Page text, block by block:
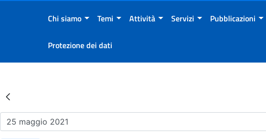
Chi siamo Temi Attività Servizi Pubblicazioni
Protezione dei dati
Risultati della Ricerca - Eventi